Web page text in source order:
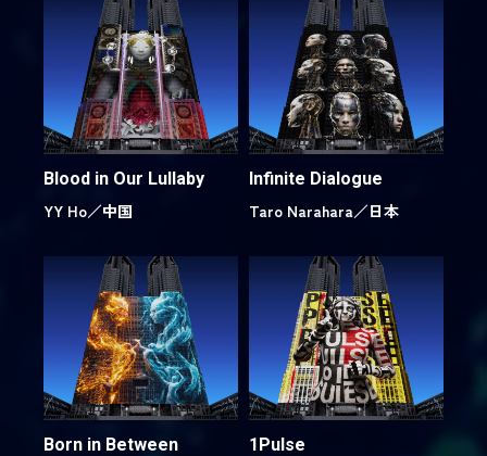
Blood in Our Lullaby
YY Ho／中国
Infinite Dialogue
Taro Narahara／日本
Born in Between 1Pulse